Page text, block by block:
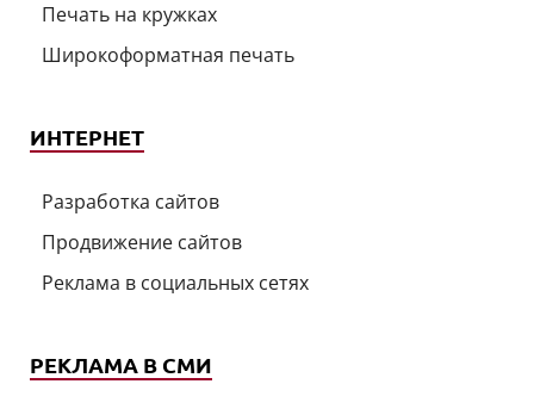
Печать на кружках
Широкоформатная печать
ИНТЕРНЕТ
Разработка сайтов
Продвижение сайтов
Реклама в социальных сетях
РЕКЛАМА В СМИ